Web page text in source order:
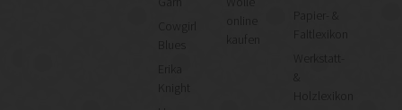
Cowgirl
Knight
kaufen
Papier- &
Faltlexikon
Werkstatt-
&
Holzlexikon